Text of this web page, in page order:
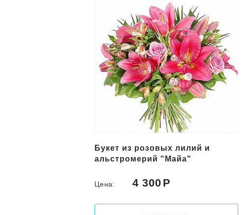
19 розовых кустовых роз
Цена: 4 800